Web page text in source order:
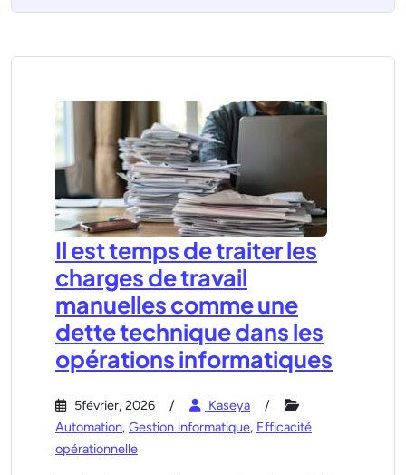
Il est temps de traiter les
charges de travail
manuelles comme une
dette technique dans les
opérations informatiques
5février, 2026
Kaseya
Automation, Gestion informatique, Efficacité
opérationnelle